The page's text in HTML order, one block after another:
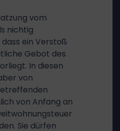
vom
nichtig
ein Verstoß
Gebot des
In diesen
von
von Anfang an
Sie dürfen